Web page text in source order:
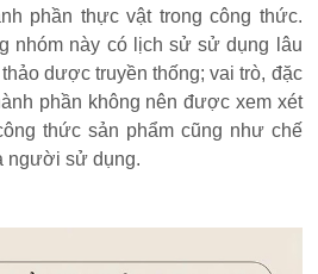
phần thực vật trong công thức.
nhóm này có lịch sử sử dụng lâu
dược truyền thống; vai trò, đặc
phần không nên được xem xét
thức sản phẩm cũng như chế
người sử dụng.